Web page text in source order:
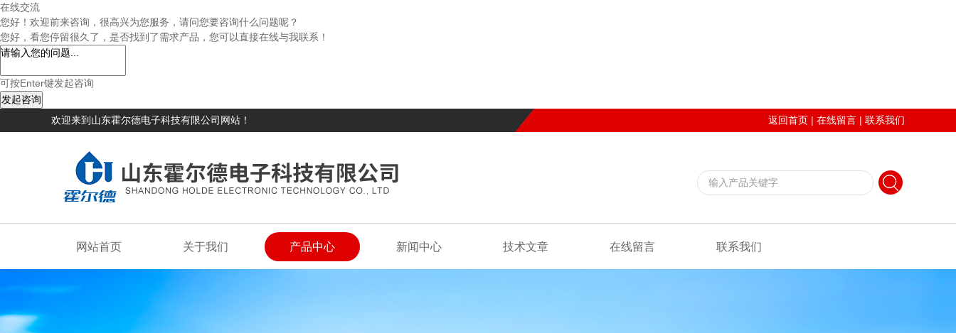
在线交流
您好！欢迎前来咨询，很高兴为您服务，请问您要咨询什么问题呢？
您好，看您停留很久了，是否找到了需求产品，您可以直接在线与我联系！
可按Enter键发起咨询
发起咨询
欢迎来到山东霍尔德电子科技有限公司网站！
返回首页 | 在线留言 | 联系我们
网站首页 关于我们 产品中心 新闻中心 技术文章 在线留言 联系我们